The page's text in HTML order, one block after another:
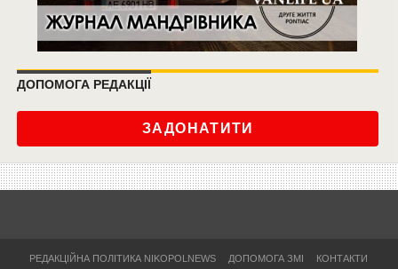
ДОПОМОГА РЕДАКЦІЇ
ЗАДОНАТИТИ
РЕДАКЦІЙНА ПОЛІТИКА NIKOPOLNEWS ДОПОМОГА ЗМІ КОНТАКТИ